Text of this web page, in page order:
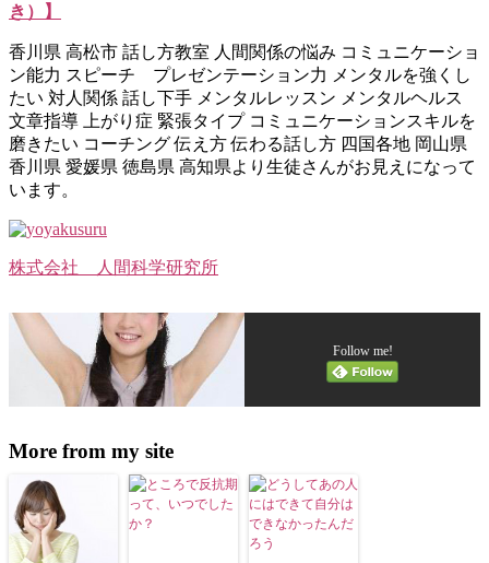
き）】
香川県 高松市 話し方教室 人間関係の悩み コミュニケーショ
ン能力 スピーチ プレゼンテーション力 メンタルを強くし
たい 対人関係 話し下手 メンタルレッスン メンタルヘルス
文章指導 上がり症 緊張タイプ コミュニケーションスキルを
磨きたい コーチング 伝え方 伝わる話し方 四国各地 岡山県
香川県 愛媛県 徳島県 高知県より生徒さんがお見えになって
います。
株式会社 人間科学研究所
Follow me!
More from my site